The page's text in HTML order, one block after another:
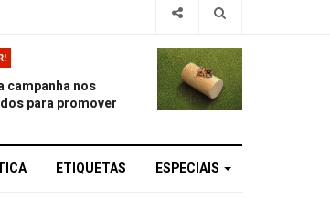
campanha nos
para promover
ETIQUETAS ESPECIAIS